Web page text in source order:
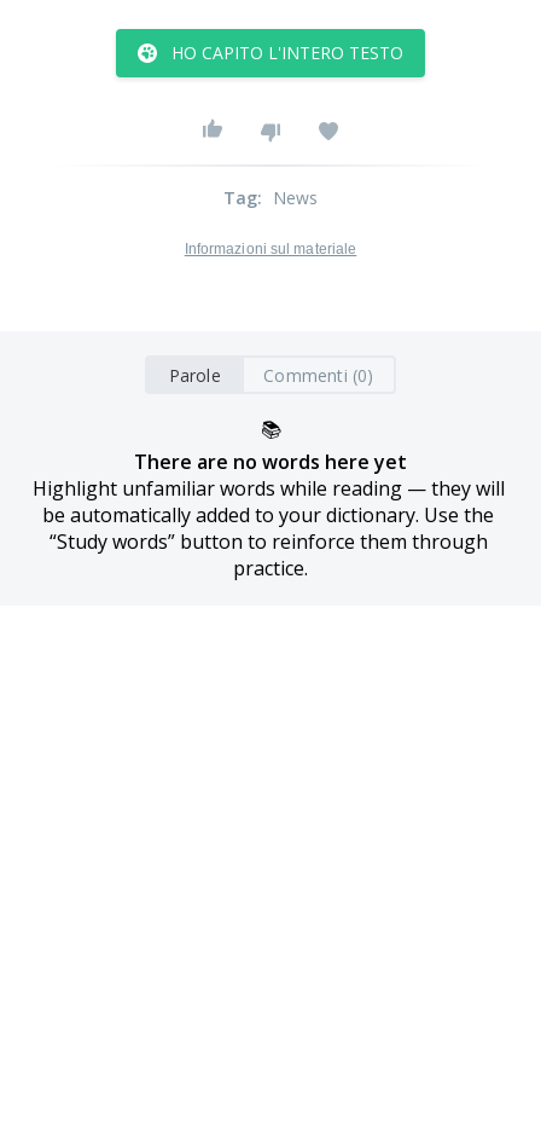
HO CAPITO L'INTERO TESTO
Tag: News
Informazioni sul materiale
Parole Commenti (0)
📚
There are no words here yet
Highlight unfamiliar words while reading — they will
be automatically added to your dictionary. Use the
“Study words” button to reinforce them through
practice.